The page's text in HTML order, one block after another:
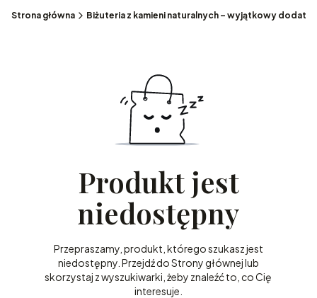
Strona główna Biżuteria z kamieni naturalnych – wyjątkowy
Produkt jest
niedostępny
Przepraszamy, produkt, którego szukasz jest
niedostępny. Przejdź do Strony głównej lub
skorzystaj z wyszukiwarki, żeby znaleźć to, co Cię
interesuje.